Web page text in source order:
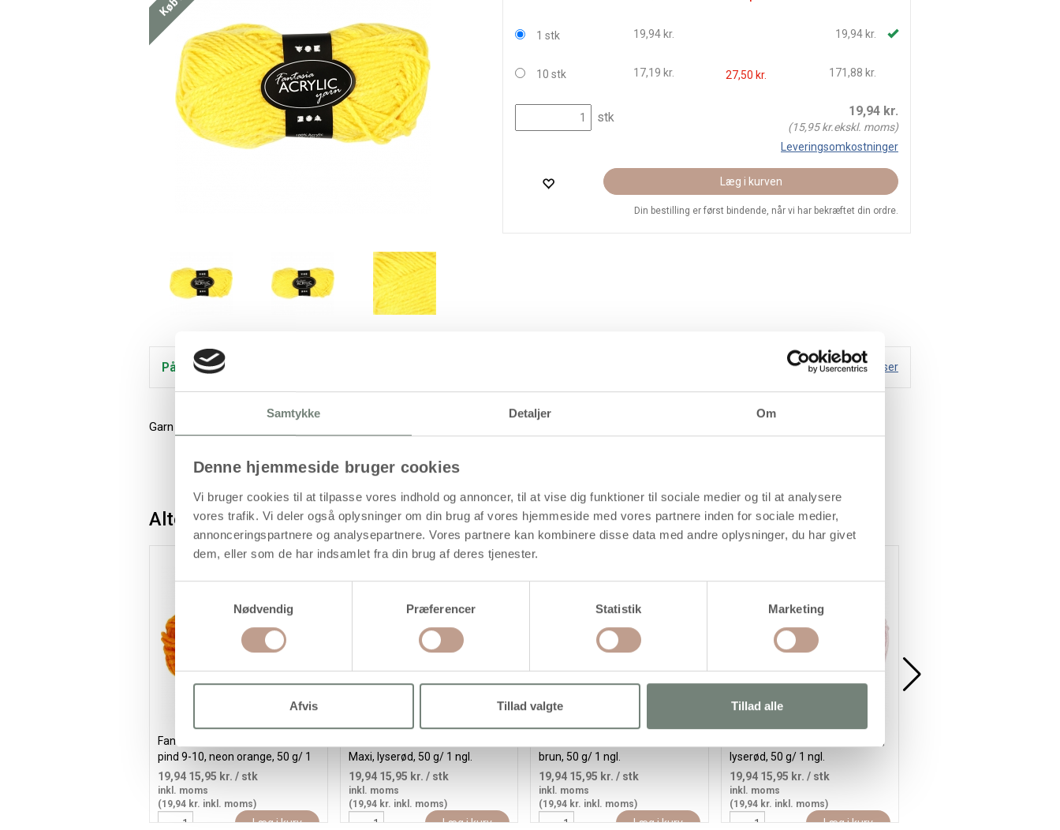
Samtykke Detaljer Om
Denne hjemmeside bruger cookies
Vi bruger cookies til at tilpasse vores indhold og annoncer, til at vise dig funktioner til sociale medier og til at analysere
vores trafik. Vi deler også oplysninger om din brug af vores hjemmeside med vores partnere inden for sociale medier,
annonceringspartnere og analysepartnere. Vores partnere kan kombinere disse data med andre oplysninger, du har givet
dem, eller som de har indsamlet fra din brug af deres tjenester.
Nødvendig
Præferencer Statistik Marketing
Afvis Tillad valgte Tillad alle
1 stk 19,94 kr. 19,94 kr.
10 stk 17,19 kr. 27,50 kr. 171,88 kr.
stk 19,94kr.
(15,95kr.ekskl. moms)
Leveringsomkostninger
Læg i kurven
Din bestilling er først bindende, når vi har bekræftet din ordre.
På lager Handelsbetingelser
Garn med 3 tråde af 100% polyacryl
Alternativer
Fantasia Polyacrylgarn, L: 35 m,
pind 9-10, neon orange, 50 g/ 1
ngl.
19,94 15,95 kr. / stk
inkl. moms
(19,94 kr. inkl. moms)
Læg i kurv
Køb mere og spar
Maxi, lyserød, 50 g/ 1 ngl.
19,94 15,95 kr. / stk
inkl. moms
(19,94 kr. inkl. moms)
Læg i kurv
Køb mere og spar
brun, 50 g/ 1 ngl.
19,94 15,95 kr. / stk
inkl. moms
(19,94 kr. inkl. moms)
Læg i kurv
Køb mere og spar
Fantasia Polyacrylgarn, L: 80 m,
lyserød, 50 g/ 1 ngl.
19,94 15,95 kr. / stk
inkl. moms
(19,94 kr. inkl. moms)
Læg i kurv